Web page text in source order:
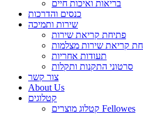
בריאות ואיכות חיים
כנסים והדרכות
שירות ותמיכה
פתיחת קריאת שירות
תעודות אחריות
סרטוני התקנות ותקלות
צור קשר
About Us
קטלוגים
קטלוג מוצרים Fellowes